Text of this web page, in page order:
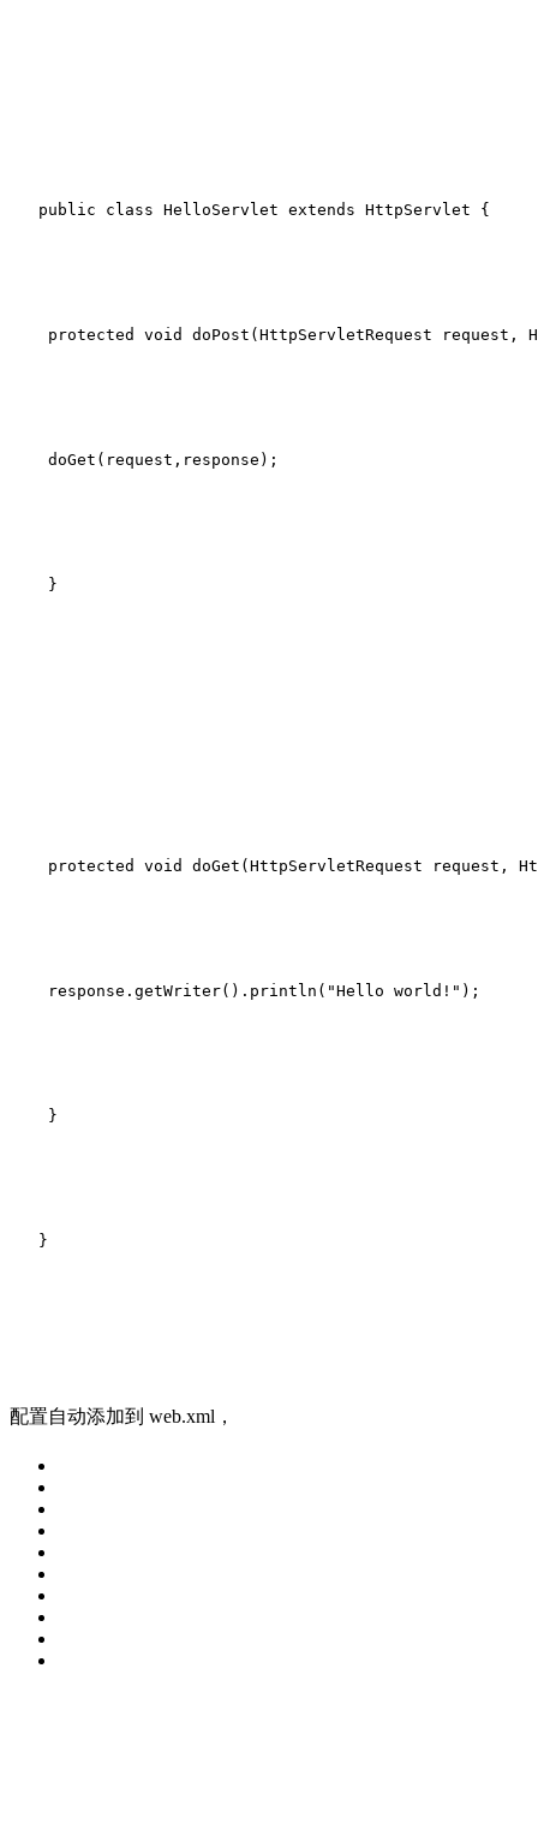
public class HelloServlet extends HttpServlet {
protected void doPost (HttpServletRequest request,
doGet(request,response);
}
protected void doGet (HttpServletRequest request,
response.getWriter().println( "Hello world!" );
}
}
配置自动添加到 web.xml，